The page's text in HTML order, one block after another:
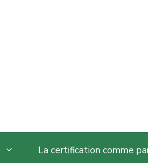
La certification comme